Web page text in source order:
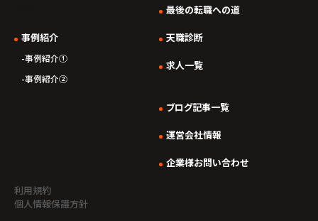
事例紹介
事例紹介①
事例紹介②
最後の転職への道
天職診断
求人一覧
ブログ記事一覧
運営会社情報
企業様お問い合わせ
利用規約
個人情報保護方針